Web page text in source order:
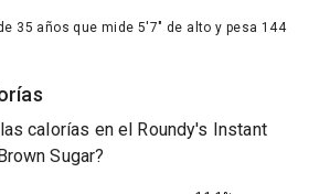
35 años que mide 5'7" de alto y pesa 144
calorías en el Roundy's Instant
Sugar?